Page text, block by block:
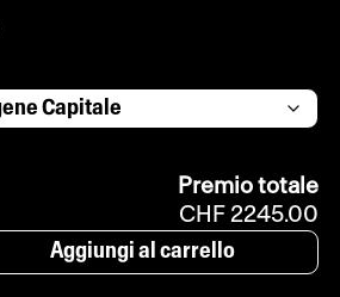
Premio totale
CHF 2245.00
Aggiungi al carrello